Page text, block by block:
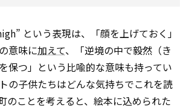
という表現は、「顔を上げておく」
意味に加えて、「逆境の中で毅然（き
保つ」という比喩的な意味も持ってい
の子供たちはどんな気持ちでこれを読
のことを考えると、絵本に込められた